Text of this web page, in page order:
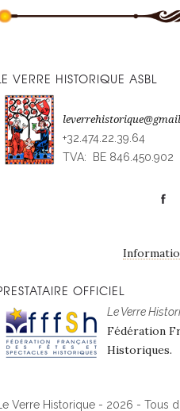
VERRE HISTORIQUE ASBL
+32.474.22.39.64
TVA: BE 846.450.902
OFFICIEL
Le Verre
Fédération
Historiques.
Verre Historique - 2026 - Tous